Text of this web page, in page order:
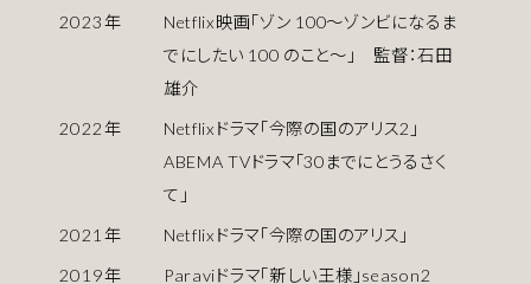
2023年
Netflix映画「ゾン 100〜ゾンビになるま
でにしたい 100 のこと〜」 監督：石田
雄介
2022年
Netflixドラマ「今際の国のアリス2」
ABEMA TVドラマ「30までにとうるさく
て」
2021 年
Netflixドラマ「今際の国のアリス」
2019年 Paraviドラマ「新しい王様」season2